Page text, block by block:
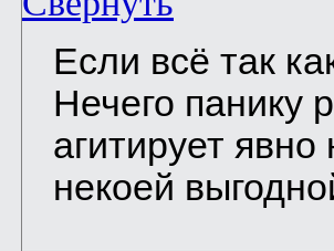
Если всё так
Нечего панику
агитирует
некоей